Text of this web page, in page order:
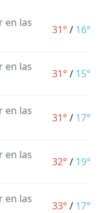
en las
31° / 16°
en las
31° / 15°
en las
31° / 17°
en las
32° / 19°
en las
33° / 17°